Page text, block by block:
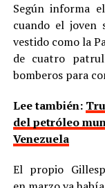
Según informa
cuando el
vestido como la
de cuatro
bomberos para
Lee también:
del petróleo
Venezuela
El propio